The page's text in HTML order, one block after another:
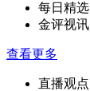
每日精选
金评视讯
查看更多
直播观点